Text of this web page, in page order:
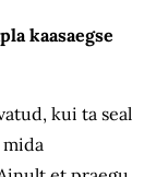
kaasaegse
kui ta seal
mida